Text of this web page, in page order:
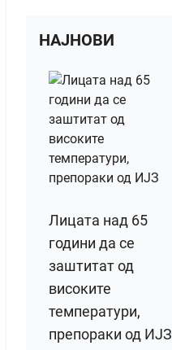
НАЈНОВИ
Лицата над 65
години да се
заштитат од
високите
температури,
препораки од ИЈЗ